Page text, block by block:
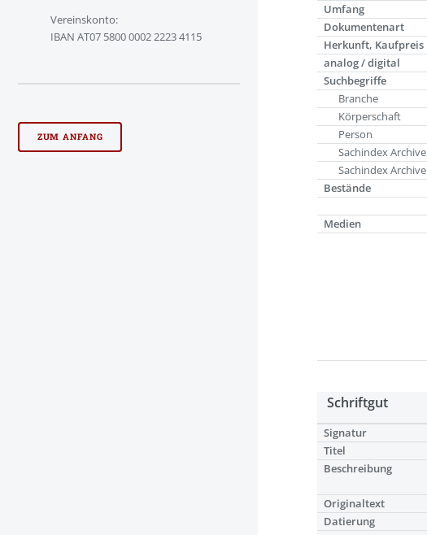
Umfang
Dokumentenart
Herkunft, Kaufpreis
analog / digital
Suchbegriffe
Branche
Körperschaft
Person
Sachindex Archive
Sachindex Archive
Bestände
Medien
Schriftgut
Signatur
Titel
Beschreibung
Originaltext
Datierung
Vereinskonto:
IBAN AT07 5800 0002 2223 4115
ZUM ANFANG